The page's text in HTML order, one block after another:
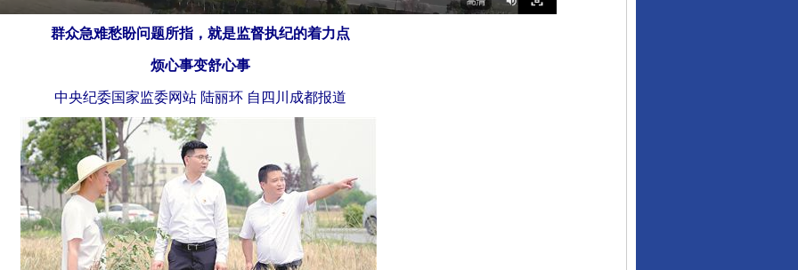
群众急难愁盼问题所指，就是监督执纪的着力点
烦心事变舒心事
中央纪委国家监委网站 陆丽环 自四川成都报道